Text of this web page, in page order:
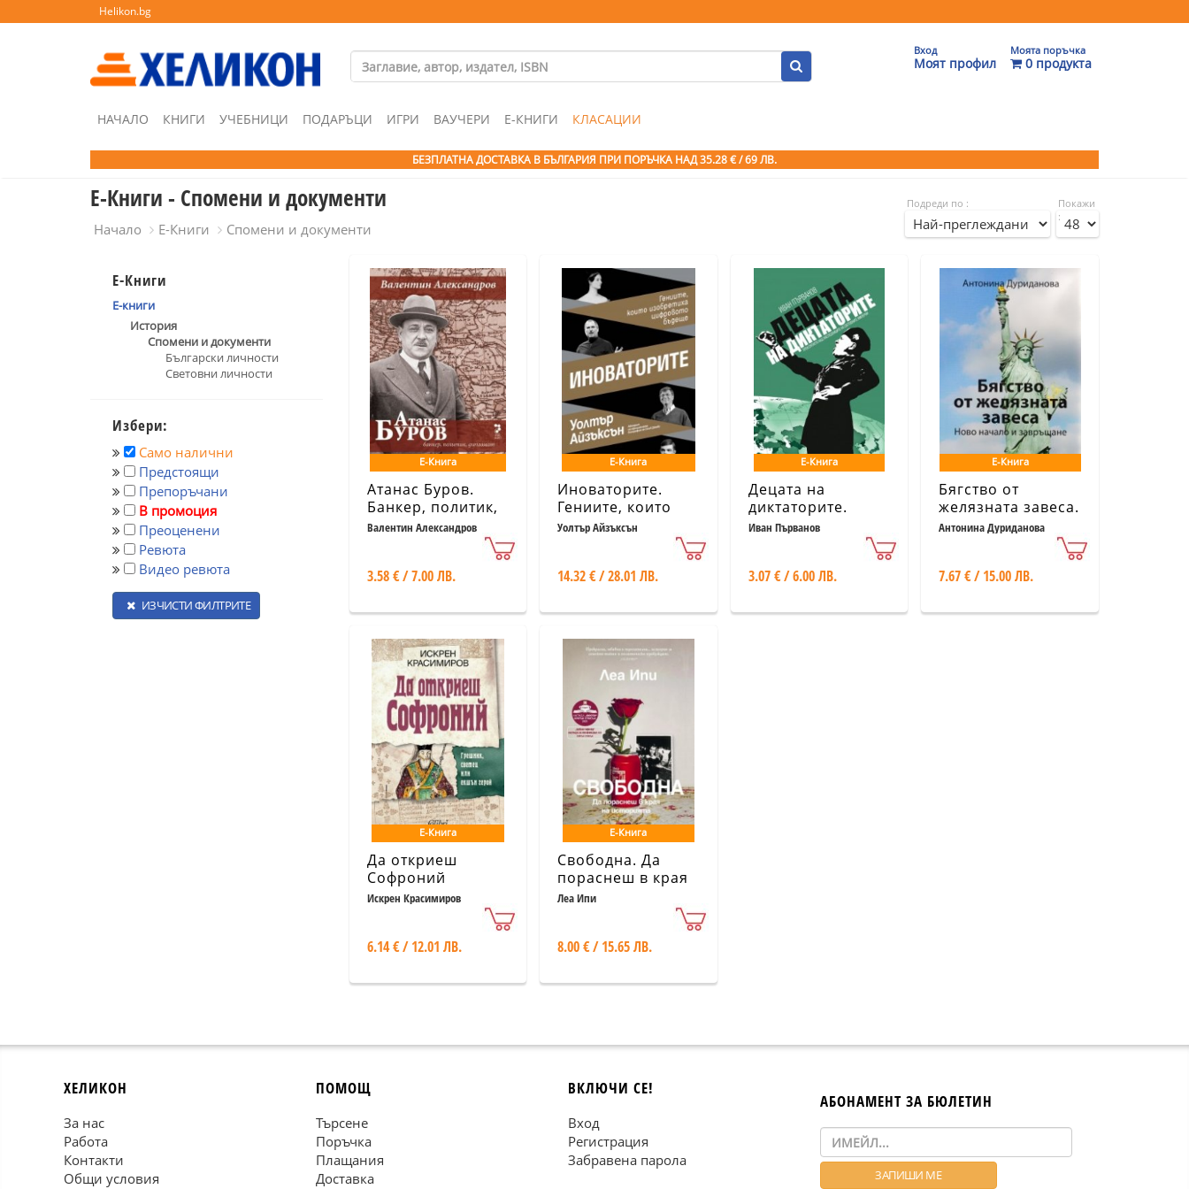
Helikon.bg
Вход
Моят профил
Моята поръчка
0 продукта
НАЧАЛО КНИГИ УЧЕБНИЦИ ПОДАРЪЦИ ИГРИ ВАУЧЕРИ Е-КНИГИ КЛАСАЦИИ
БЕЗПЛАТНА ДОСТАВКА В БЪЛГАРИЯ ПРИ ПОРЪЧКА НАД 35.28 € / 69 ЛВ.
Е-Книги - Спомени и документи
Начало Е-Книги Спомени и документи
Подреди по :
Покажи
:
Е-Книги
Е-книги
История
Спомени и документи
Български личности
Световни личности
Избери:
Само налични
Предстоящи
Препоръчани
В промоция
Преоценени
Ревюта
Видео ревюта
ИЗЧИСТИ ФИЛТРИТЕ
Е-Книга
Атанас Буров.
Банкер, политик,
дипломат
Валентин Александров
3.58 € / 7.00 ЛВ.
Е-Книга
Иноваторите.
Гениите, които
изобретиха
Уолтър Айзъксън
14.32 € / 28.01 ЛВ.
Е-Книга
Децата на
диктаторите.
Проклятието над
наследниците на
империи
Иван Първанов
3.07 € / 6.00 ЛВ.
Е-Книга
Бягство от
желязната завеса.
Ново начало и
Антонина Дуриданова
7.67 € / 15.00 ЛВ.
Е-Книга
Да откриеш
Софроний
Искрен Красимиров
6.14 € / 12.01 ЛВ.
Е-Книга
Свободна. Да
пораснеш в края
на историята
Леа Ипи
8.00 € / 15.65 ЛВ.
ХЕЛИКОН
За нас
Работа
Контакти
Общи условия
ПОМОЩ
Търсене
Поръчка
Плащания
Доставка
ВКЛЮЧИ СЕ!
Вход
Регистрация
Забравена парола
АБОНАМЕНТ ЗА БЮЛЕТИН